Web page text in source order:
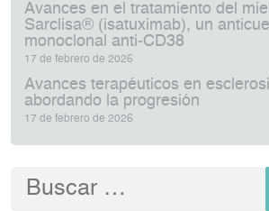
Avances en el tratamiento del
Sarclisa® (isatuximab), un
monoclonal anti‑CD38
17 de febrero de 2026
Avances terapéuticos en
abordando la progresión
17 de febrero de 2026
Buscar: